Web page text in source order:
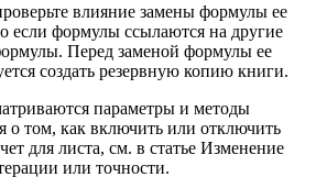
влияние замены формулы ее
если формулы ссылаются на другие
Перед заменой формулы ее
создать резервную копию книги.
параметры и методы
о том, как включить или отключить
для листа, см. в статье Изменение
или точности.